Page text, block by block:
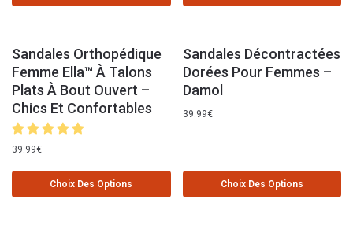
Sandales Orthopédique
Femme Ella™ À Talons
Plats À Bout Ouvert –
Chics Et Confortables
39.99€
Choix Des Options
Sandales Décontractées
Dorées Pour Femmes –
Damol
39.99€
Choix Des Options